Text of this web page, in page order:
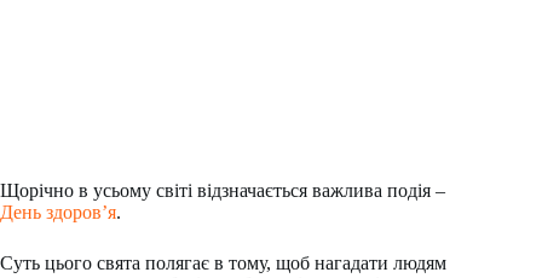
Щорічно в усьому світі відзначається важлива подія –
День здоров’я.
Суть цього свята полягає в тому, щоб нагадати людям